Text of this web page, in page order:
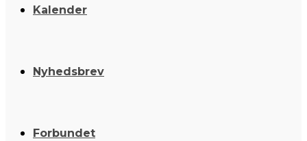
Kalender
Nyhedsbrev
Forbundet